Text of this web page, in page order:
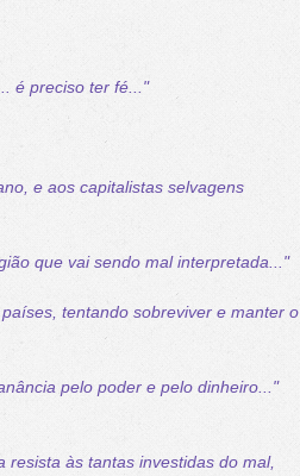
é preciso ter fé..."
e aos capitalistas selvagens
que vai sendo mal interpretada..."
tentando sobreviver e manter o
pelo poder e pelo dinheiro..."
às tantas investidas do mal,